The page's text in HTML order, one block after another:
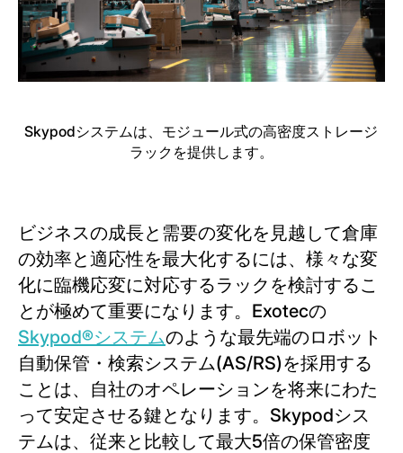
Skypodシステムは、モジュール式の高密度ストレージ
ラックを提供します。
ビジネスの成長と需要の変化を見越して倉庫
の効率と適応性を最大化するには、様々な変
化に臨機応変に対応するラックを検討するこ
とが極めて重要になります。Exotecの
Skypod®システムのような最先端のロボット
自動保管・検索システム(AS/RS)を採用する
ことは、自社のオペレーションを将来にわた
って安定させる鍵となります。Skypodシス
テムは、従来と比較して最大5倍の保管密度